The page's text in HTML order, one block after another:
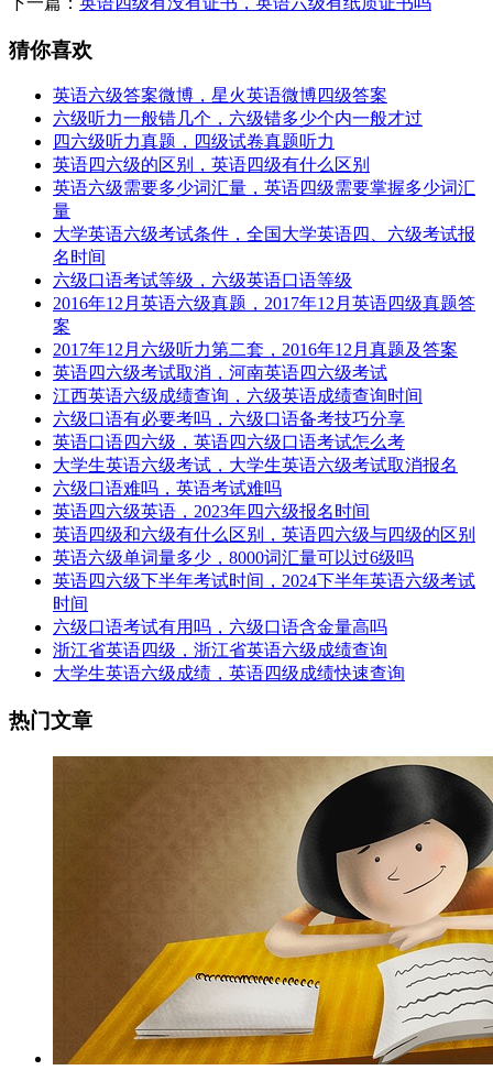
猜你喜欢
英语六级答案微博，星火英语微博四级答案
六级听力一般错几个，六级错多少个内一般才过
四六级听力真题，四级试卷真题听力
英语四六级的区别，英语四级有什么区别
英语六级需要多少词汇量，英语四级需要掌握多少词汇
量
大学英语六级考试条件，全国大学英语四、六级考试报
名时间
六级口语考试等级，六级英语口语等级
2016年12月英语六级真题，2017年12月英语四级真题答
案
2017年12月六级听力第二套，2016年12月真题及答案
英语四六级考试取消，河南英语四六级考试
江西英语六级成绩查询，六级英语成绩查询时间
六级口语有必要考吗，六级口语备考技巧分享
英语口语四六级，英语四六级口语考试怎么考
大学生英语六级考试，大学生英语六级考试取消报名
六级口语难吗，英语考试难吗
英语四六级英语，2023年四六级报名时间
英语四级和六级有什么区别，英语四六级与四级的区别
英语六级单词量多少，8000词汇量可以过6级吗
英语四六级下半年考试时间，2024下半年英语六级考试
时间
六级口语考试有用吗，六级口语含金量高吗
浙江省英语四级，浙江省英语六级成绩查询
大学生英语六级成绩，英语四级成绩快速查询
热门文章